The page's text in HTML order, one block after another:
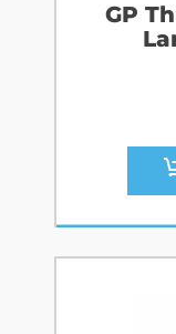
GP